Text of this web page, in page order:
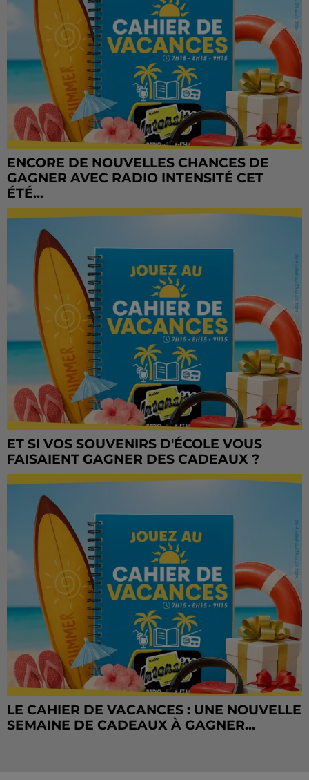
ENCORE DE NOUVELLES CHANCES DE
GAGNER AVEC RADIO INTENSITÉ CET
ÉTÉ...
ET SI VOS SOUVENIRS D'ÉCOLE VOUS
FAISAIENT GAGNER DES CADEAUX ?
LE CAHIER DE VACANCES : UNE NOUVELLE
SEMAINE DE CADEAUX À GAGNER...